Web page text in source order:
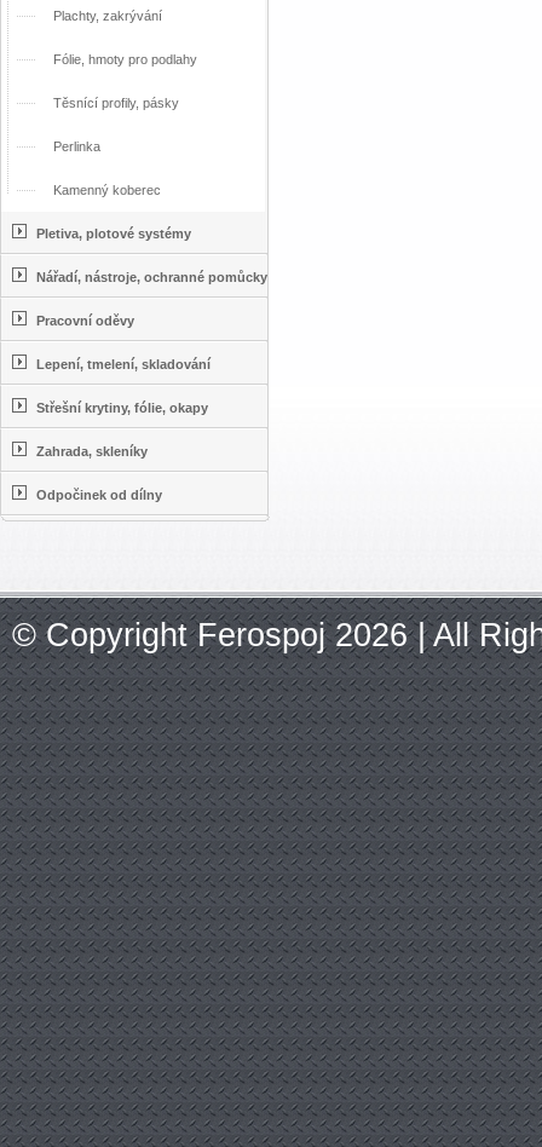
Plachty, zakrývání
Fólie, hmoty pro podlahy
Těsnící profily, pásky
Perlinka
Kamenný koberec
Pletiva, plotové systémy
Nářadí, nástroje, ochranné pomůcky
Pracovní oděvy
Lepení, tmelení, skladování
Střešní krytiny, fólie, okapy
Zahrada, skleníky
Odpočinek od dílny
© Copyright Ferospoj 2026 | All